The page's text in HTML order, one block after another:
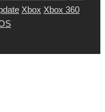
Xbox Xbox 360